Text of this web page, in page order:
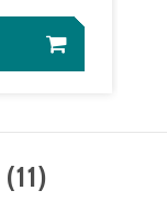
(11)